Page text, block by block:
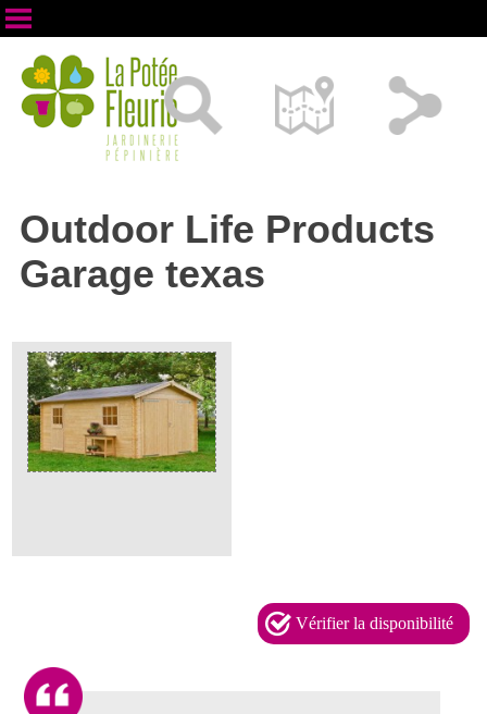
Outdoor Life Products
Garage texas
Vérifier la disponibilité